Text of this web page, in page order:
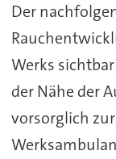
Der
Werks
der Nähe der
vorsorglich